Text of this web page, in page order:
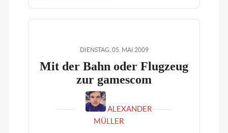
DIENSTAG, 05. MAI 2009
Mit der Bahn oder Flugzeug
zur gamescom
ALEXANDER
MÜLLER